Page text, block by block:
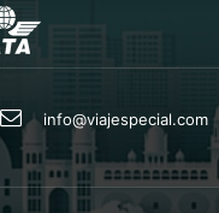
info@viajespecial.com